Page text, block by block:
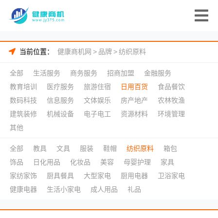
当前位置： 健康商机网 > 品牌>纺织原料
全部 生活服务 商务服务 招商加盟
金融服务
教育培训
医疗服务 旅游住宿 日用百货
食品餐饮
数码科技
信息服务 文体娱乐 房产地产
农林牧渔
建筑装修
机械设备 电子电工 资源材料
环境管理
其他
全部 教具 文具 服装 鞋帽 纺织原料
箱包
饰品
日化用品 化妆品 美容 母婴护理
家具
家纺家饰
厨具餐具 大型家电 厨用电器
卫浴家电
健康电器
生活小家电 成人用品 礼品